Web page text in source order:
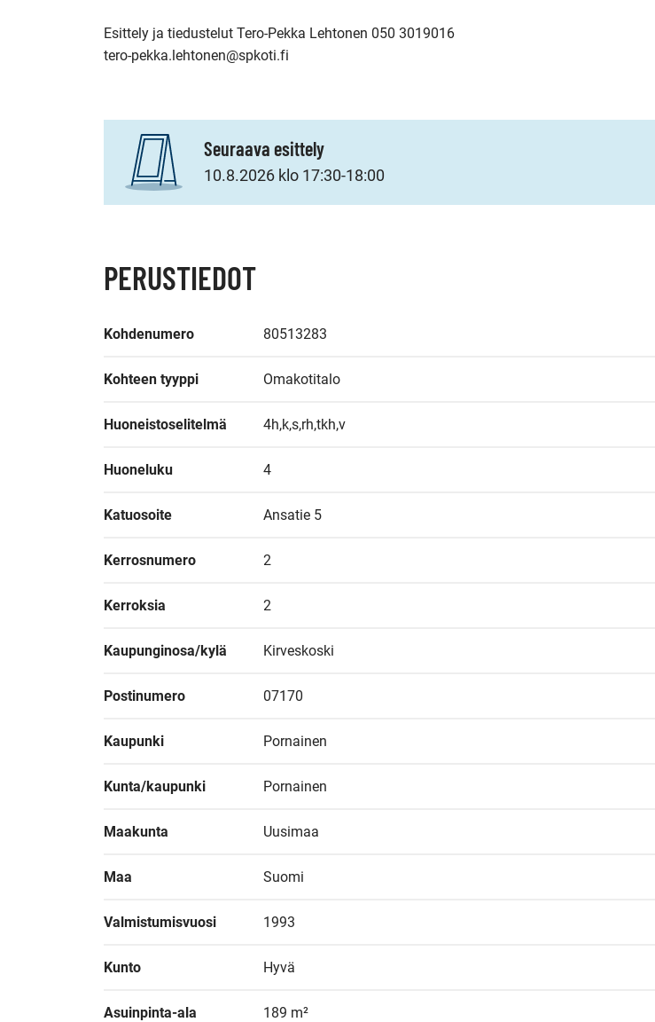
Esittely ja tiedustelut Tero-Pekka Lehtonen 050 3019016
tero-pekka.lehtonen@spkoti.fi
Seuraava esittely
10.8.2026 klo 17:30-18:00
PERUSTIEDOT
Kohdenumero 80513283
Kohteen tyyppi Omakotitalo
Huoneistoselitelmä 4h,k,s,rh,tkh,v
Huoneluku 4
Katuosoite Ansatie 5
Kerrosnumero 2
Kerroksia 2
Kaupunginosa/kylä Kirveskoski
Postinumero 07170
Kaupunki Pornainen
Kunta/kaupunki Pornainen
Maakunta Uusimaa
Maa Suomi
Valmistumisvuosi 1993
Kunto Hyvä
Asuinpinta-ala 189 m²